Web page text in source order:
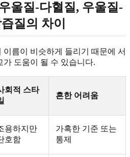
울질-다혈질, 우울질-
질의 차이
름이 비슷하게 들리기 때문에 서
가 도움이 될 수 있습니다.
회적 스타
흔한 어려움
용하지만
호함
가혹한 기준 또는
통제